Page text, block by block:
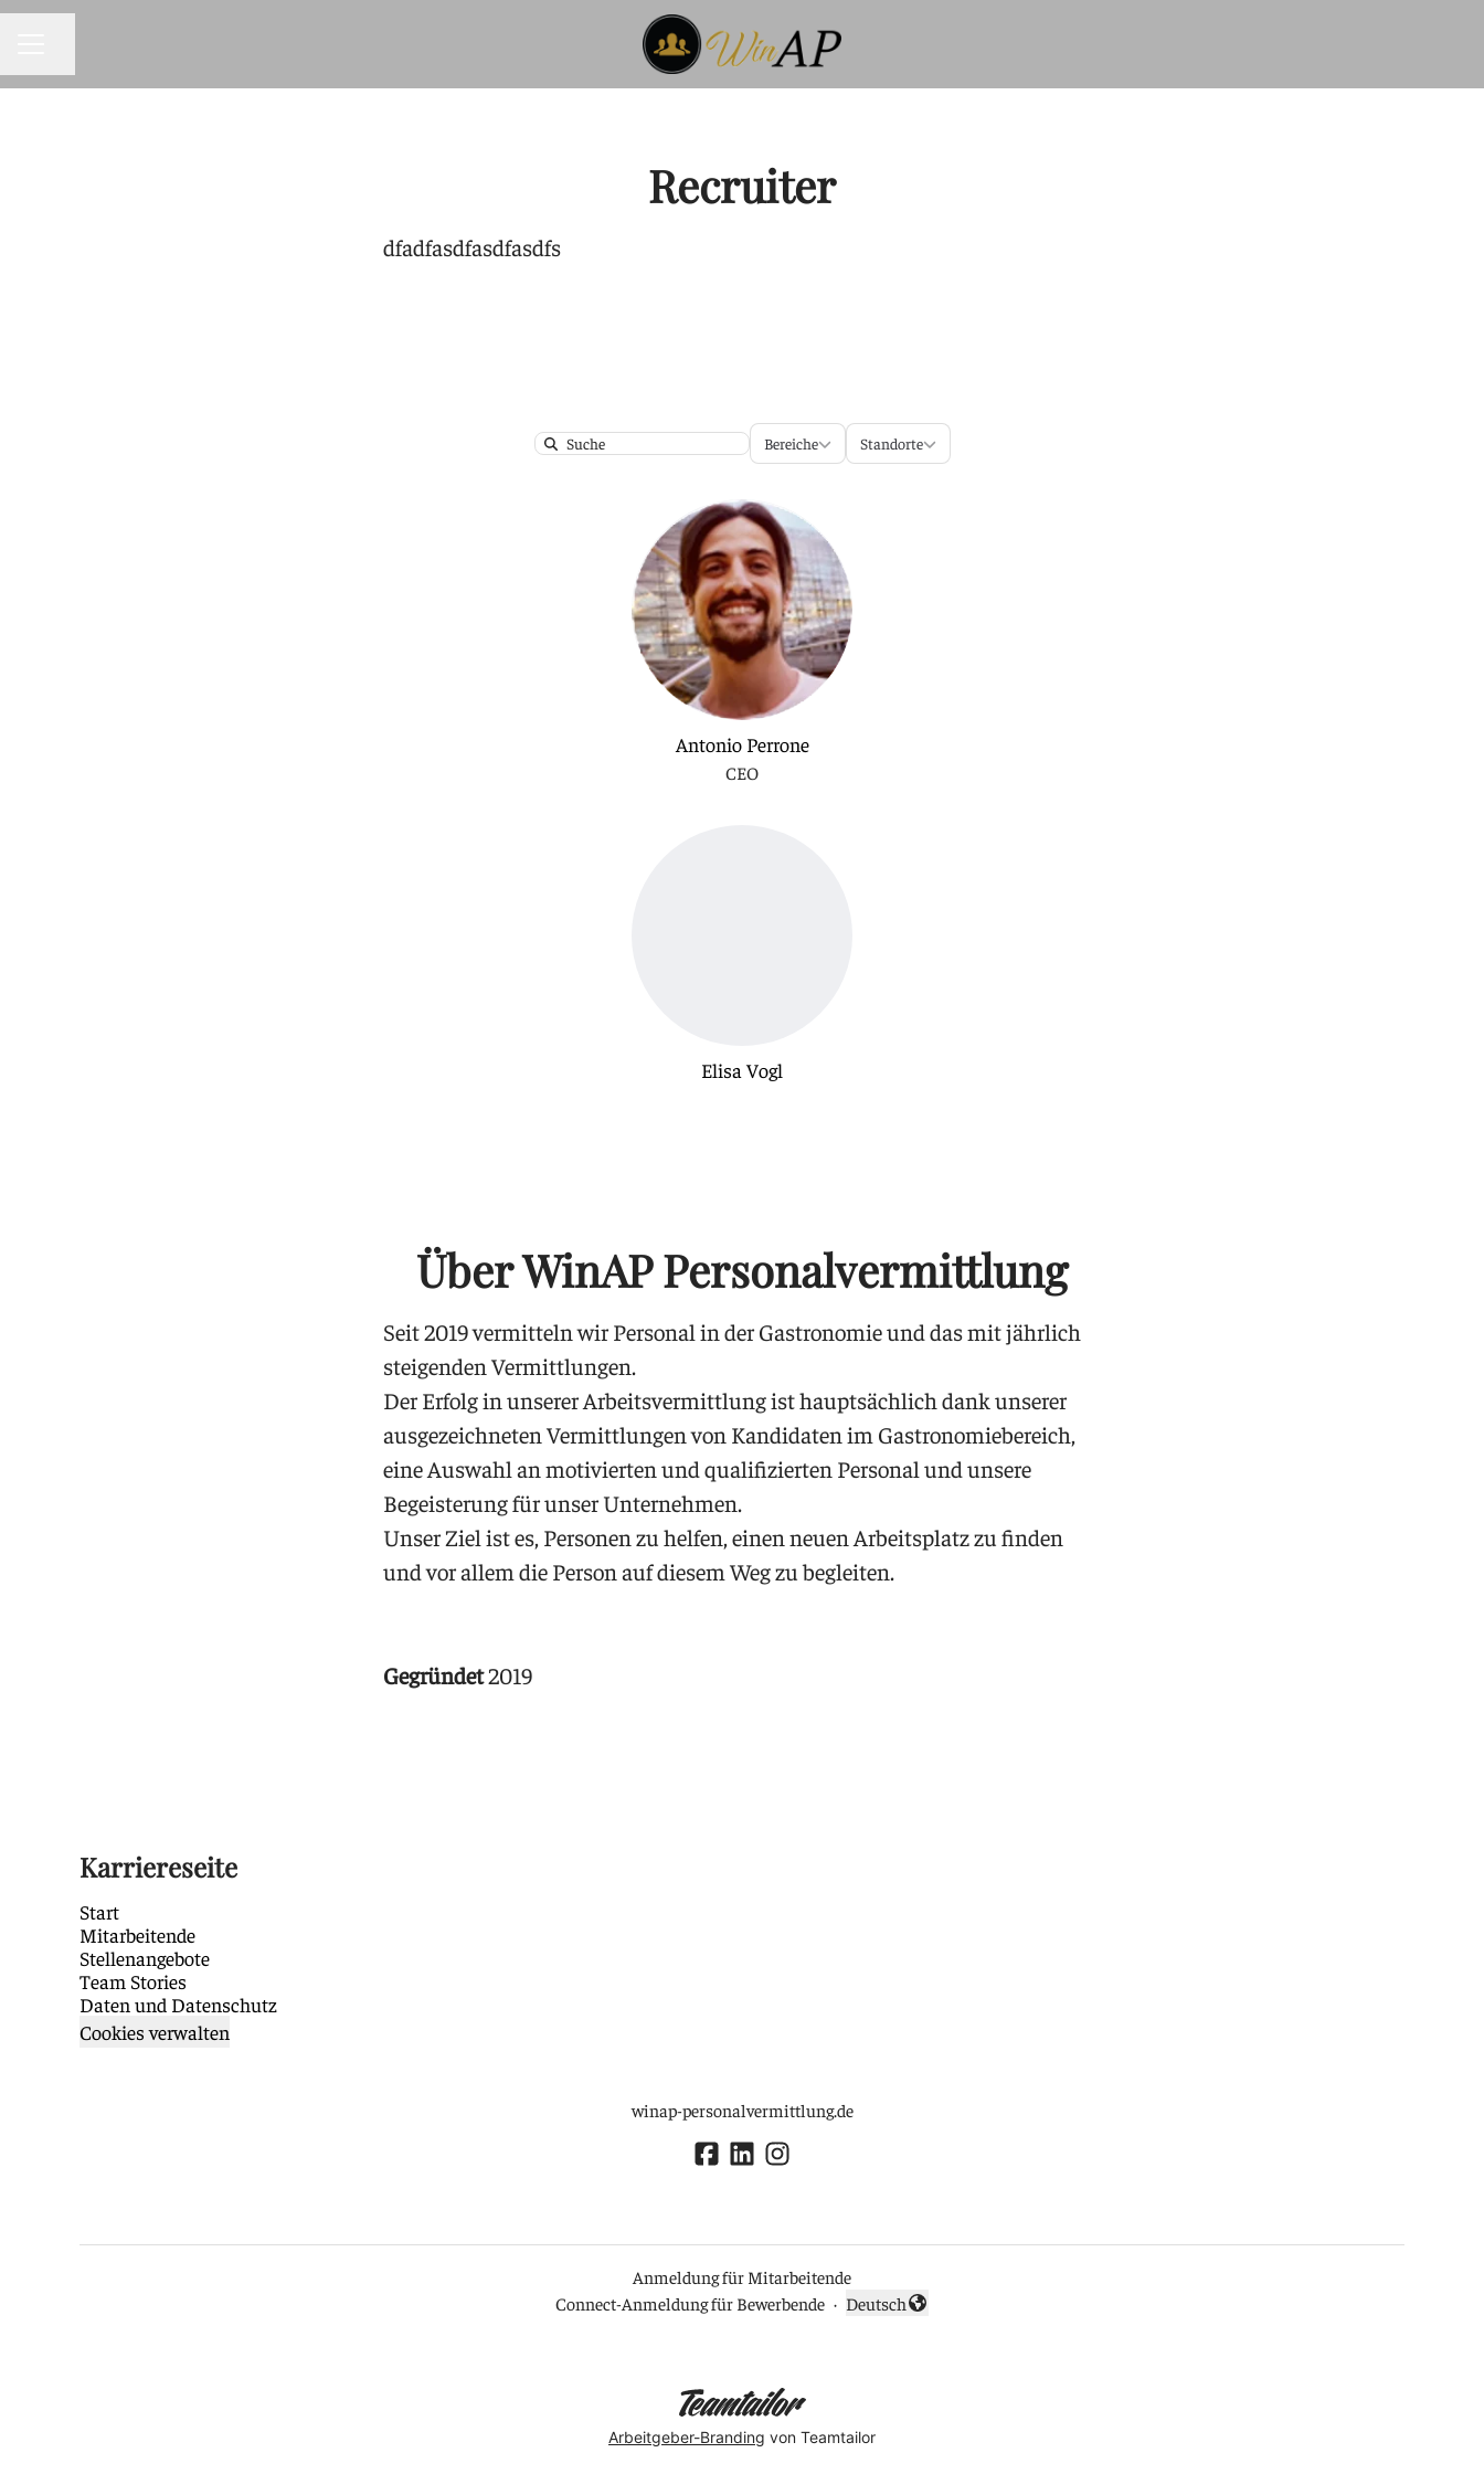
Recruiter
dfadfasdfasdfasdfs
Search
Bereiche
Bereiche Standorte
Standorte
Antonio Perrone
CEO
Elisa Vogl
Über WinAP Personalvermittlung
Seit 2019 vermitteln wir Personal in der Gastronomie und das mit jährlich
steigenden Vermittlungen.
Der Erfolg in unserer Arbeitsvermittlung ist hauptsächlich dank unserer
ausgezeichneten Vermittlungen von Kandidaten im Gastronomiebereich,
eine Auswahl an motivierten und qualifizierten Personal und unsere
Begeisterung für unser Unternehmen.
Unser Ziel ist es, Personen zu helfen, einen neuen Arbeitsplatz zu finden
und vor allem die Person auf diesem Weg zu begleiten.
Gegründet2019
Karriereseite
Start
Mitarbeitende
Stellenangebote
Team Stories
Daten und Datenschutz
Cookies verwalten
winap-personalvermittlung.de
Anmeldung für Mitarbeitende
Connect-Anmeldung für Bewerbende ·
Sprache ändern
Deutsch
Arbeitgeber-Branding von Teamtailor